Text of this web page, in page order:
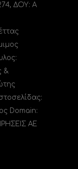
ΔΟΥ: A
&
Domain:
ΑΕ